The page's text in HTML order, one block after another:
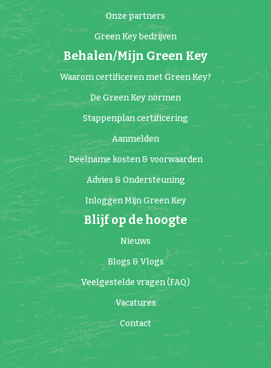
Onze partners
Green Key bedrijven
Behalen/Mijn Green Key
Waarom certificeren met Green Key?
De Green Key normen
Stappenplan certificering
Aanmelden
Deelname kosten & voorwaarden
Advies & Ondersteuning
Inloggen Mijn Green Key
Blijf op de hoogte
Nieuws
Blogs & Vlogs
Veelgestelde vragen (FAQ)
Vacatures
Contact